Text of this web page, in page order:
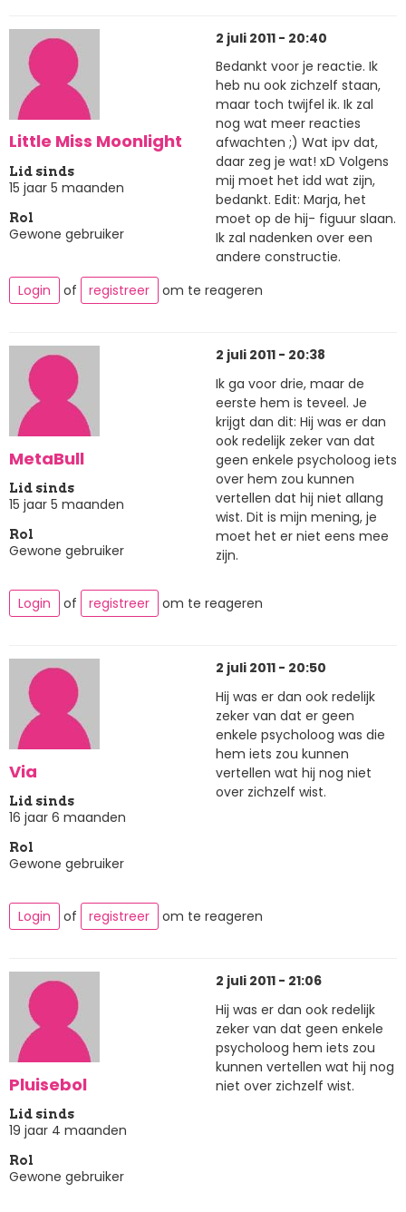
Little Miss Moonlight
Lid sinds
15 jaar 5 maanden
Rol
Gewone gebruiker
2 juli 2011 - 20:40
Bedankt voor je reactie. Ik
heb nu ook zichzelf staan,
maar toch twijfel ik. Ik zal
nog wat meer reacties
afwachten ;) Wat ipv dat,
daar zeg je wat! xD Volgens
mij moet het idd wat zijn,
bedankt. Edit: Marja, het
moet op de hij- figuur slaan.
Ik zal nadenken over een
andere constructie.
Login
of registreer om te reageren
MetaBull
Lid sinds
15 jaar 5 maanden
Rol
Gewone gebruiker
2 juli 2011 - 20:38
Ik ga voor drie, maar de
eerste hem is teveel. Je
krijgt dan dit: Hij was er dan
ook redelijk zeker van dat
geen enkele psycholoog iets
over hem zou kunnen
vertellen dat hij niet allang
wist. Dit is mijn mening, je
moet het er niet eens mee
zijn.
Login of registreer om te reageren
Via
Lid sinds
16 jaar 6 maanden
Rol
Gewone gebruiker
2 juli 2011 - 20:50
Hij was er dan ook redelijk
zeker van dat er geen
enkele psycholoog was die
hem iets zou kunnen
vertellen wat hij nog niet
over zichzelf wist.
Login of registreer om te reageren
Pluisebol
Lid sinds
19 jaar 4 maanden
Rol
Gewone gebruiker
2 juli 2011 - 21:06
Hij was er dan ook redelijk
zeker van dat geen enkele
psycholoog hem iets zou
kunnen vertellen wat hij nog
niet over zichzelf wist.